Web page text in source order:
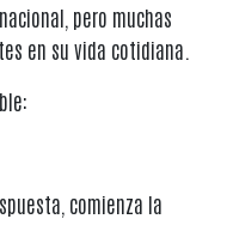
pero muchas
en su vida cotidiana.
comienza la